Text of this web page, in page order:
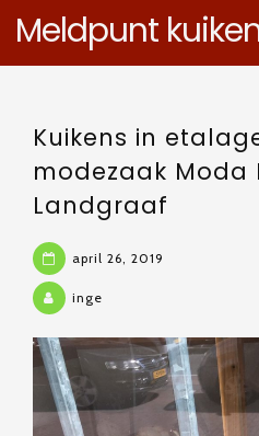
SkipMeldpunt
Meldingen
Kuikens in
modezaak Moda
Landgraaf
april 26, 2019
inge